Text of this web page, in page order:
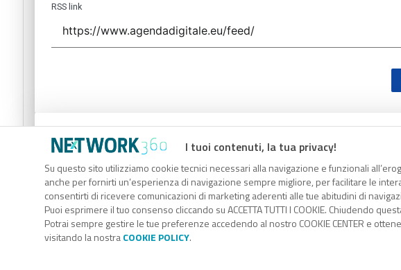
I tuoi contenuti, la tua privacy!
Su questo sito utilizziamo cookie tecnici necessari alla navigazione e funzionali
anche per fornirti un’esperienza di navigazione sempre migliore, per facilitare le
consentirti di ricevere comunicazioni di marketing aderenti alle tue abitudini di
Puoi esprimere il tuo consenso cliccando su ACCETTA TUTTI I COOKIE. Chiudendo
Potrai sempre gestire le tue preferenze accedendo al nostro COOKIE CENTER e
visitando la nostraCOOKIE POLICY.
RSS link
Codice Rss
Clicca sul pulsante per copiare il link RSS negli appunti.
RSS link